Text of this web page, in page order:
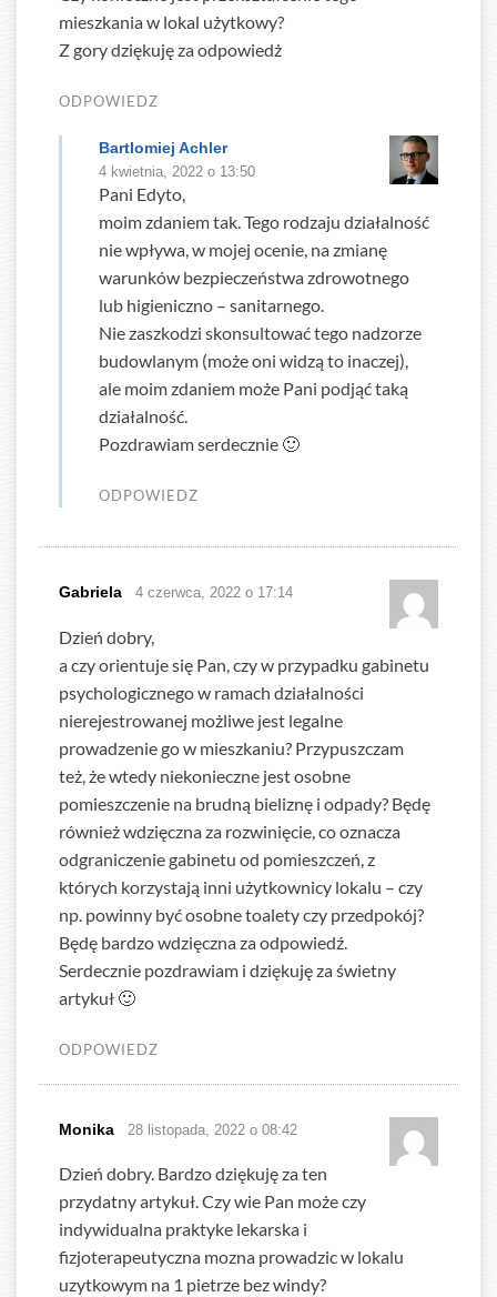
mieszkania w lokal użytkowy?
Z gory dziękuję za odpowiedż
ODPOWIEDZ
Bartlomiej Achler
4 kwietnia, 2022 o 13:50
Pani Edyto,
moim zdaniem tak. Tego rodzaju działalność
nie wpływa, w mojej ocenie, na zmianę
warunków bezpieczeństwa zdrowotnego
lub higieniczno – sanitarnego.
Nie zaszkodzi skonsultować tego nadzorze
budowlanym (może oni widzą to inaczej),
ale moim zdaniem może Pani podjąć taką
działalność.
Pozdrawiam serdecznie 🙂
ODPOWIEDZ
Gabriela 4 czerwca, 2022 o 17:14
Dzień dobry,
a czy orientuje się Pan, czy w przypadku gabinetu
psychologicznego w ramach działalności
nierejestrowanej możliwe jest legalne
prowadzenie go w mieszkaniu? Przypuszczam
też, że wtedy niekonieczne jest osobne
pomieszczenie na brudną bieliznę i odpady? Będę
również wdzięczna za rozwinięcie, co oznacza
odgraniczenie gabinetu od pomieszczeń, z
których korzystają inni użytkownicy lokalu – czy
np. powinny być osobne toalety czy przedpokój?
Będę bardzo wdzięczna za odpowiedź.
Serdecznie pozdrawiam i dziękuję za świetny
artykuł 🙂
ODPOWIEDZ
Monika 28 listopada, 2022 o 08:42
Dzień dobry. Bardzo dziękuję za ten
przydatny artykuł. Czy wie Pan może czy
indywidualna praktyke lekarska i
fizjoterapeutyczna mozna prowadzic w lokalu
uzytkowym na 1 pietrze bez windy?